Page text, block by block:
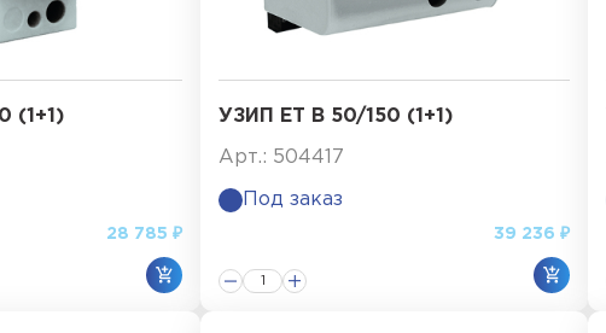
(1+1)
28 785 ₽
УЗИП ET B 50/150 (1+1)
Арт.: 504417
Под заказ
39 236 ₽